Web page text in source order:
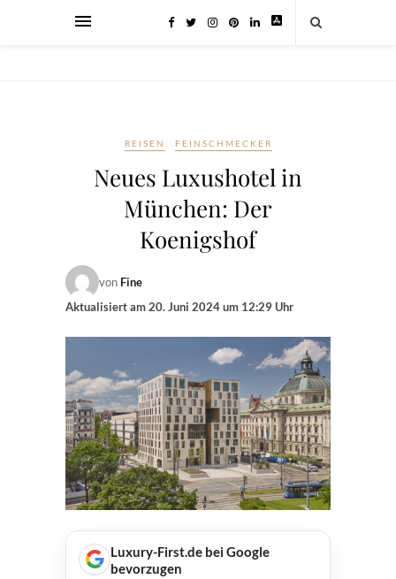
REISEN FEINSCHMECKER
Neues Luxushotel in
München: Der
Koenigshof
von Fine
Aktualisiert am20. Juni 2024 um 12:29 Uhr
Luxury-First.de bei Google
bevorzugen